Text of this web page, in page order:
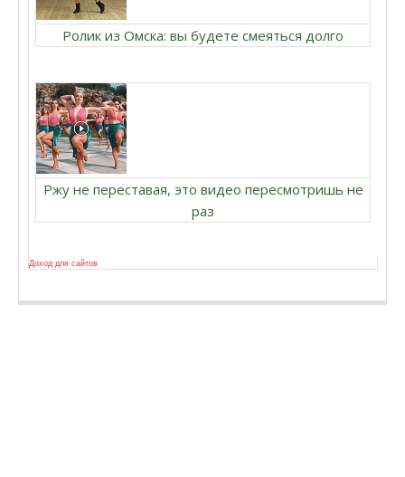
Ролик из Омска: вы будете смеяться долго
Ржу не переставая, это видео пересмотришь не
раз
Доход для сайтов